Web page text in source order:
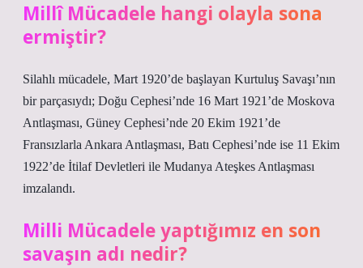
Millî Mücadele hangi olayla sona
ermiştir?
Silahlı mücadele, Mart 1920’de başlayan Kurtuluş Savaşı’nın
bir parçasıydı; Doğu Cephesi’nde 16 Mart 1921’de Moskova
Antlaşması, Güney Cephesi’nde 20 Ekim 1921’de
Fransızlarla Ankara Antlaşması, Batı Cephesi’nde ise 11 Ekim
1922’de İtilaf Devletleri ile Mudanya Ateşkes Antlaşması
imzalandı.
Milli Mücadele yaptığımız en son
savaşın adı nedir?